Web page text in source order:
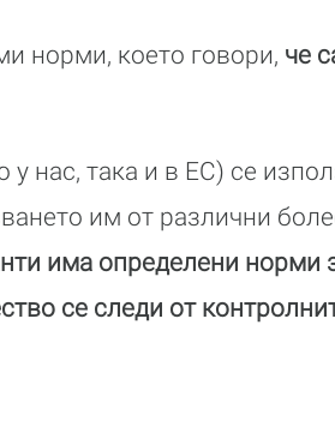
норми, което говори, че
нас, така и в ЕС) се
им от различни
има определени норми
се следи от